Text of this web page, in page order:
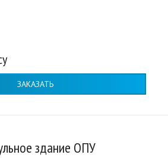
ЗАКАЗАТЬ
здание ОПУ